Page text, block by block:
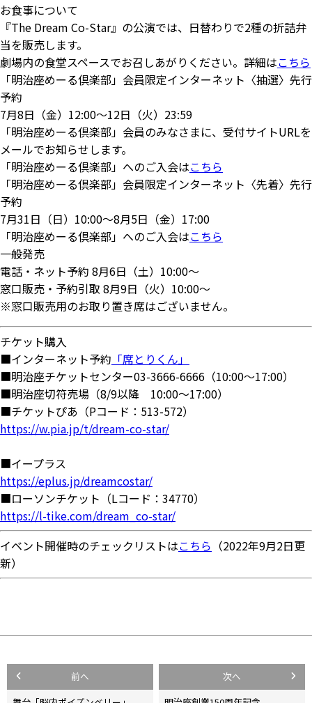
お食事について
『The Dream Co-Star』の公演では、日替わりで2種の折詰弁
当を販売します。
劇場内の食堂スペースでお召しあがりください。詳細はこちら
「明治座めーる倶楽部」会員限定インターネット〈抽選〉先行
予約
7月8日（金）12:00～12日（火）23:59
「明治座めーる倶楽部」会員のみなさまに、受付サイトURLを
メールでお知らせします。
「明治座めーる倶楽部」へのご入会はこちら
「明治座めーる倶楽部」会員限定インターネット〈先着〉先行
予約
7月31日（日）10:00～8月5日（金）17:00
「明治座めーる倶楽部」へのご入会はこちら
一般発売
電話・ネット予約 8月6日（土）10:00～
窓口販売・予約引取 8月9日（火）10:00～
※窓口販売用のお取り置き席はございません。
チケット購入
■インターネット予約 「席とりくん」
■明治座チケットセンター03-3666-6666（10:00～17:00）
■明治座切符売場（8/9以降 10:00～17:00）
■チケットぴあ（Pコード：513-572）
https://w.pia.jp/t/dream-co-star/
■イープラス
https://eplus.jp/dreamcostar/
■ローソンチケット（Lコード：34770）
https://l-tike.com/dream_co-star/
イベント開催時のチェックリストはこちら （2022年9月2日更
新）
投
前へ
次へ